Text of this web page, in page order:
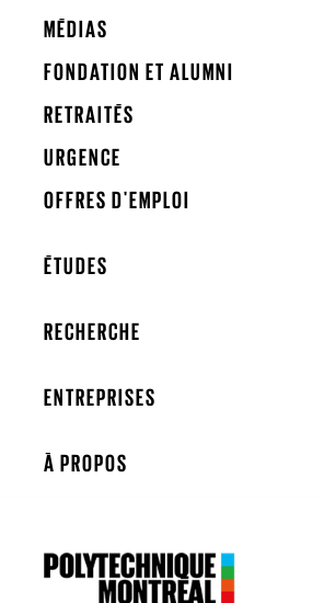
MÉDIAS
FONDATION ET ALUMNI
RETRAITÉS
URGENCE
OFFRES D'EMPLOI
ÉTUDES
RECHERCHE
ENTREPRISES
À PROPOS